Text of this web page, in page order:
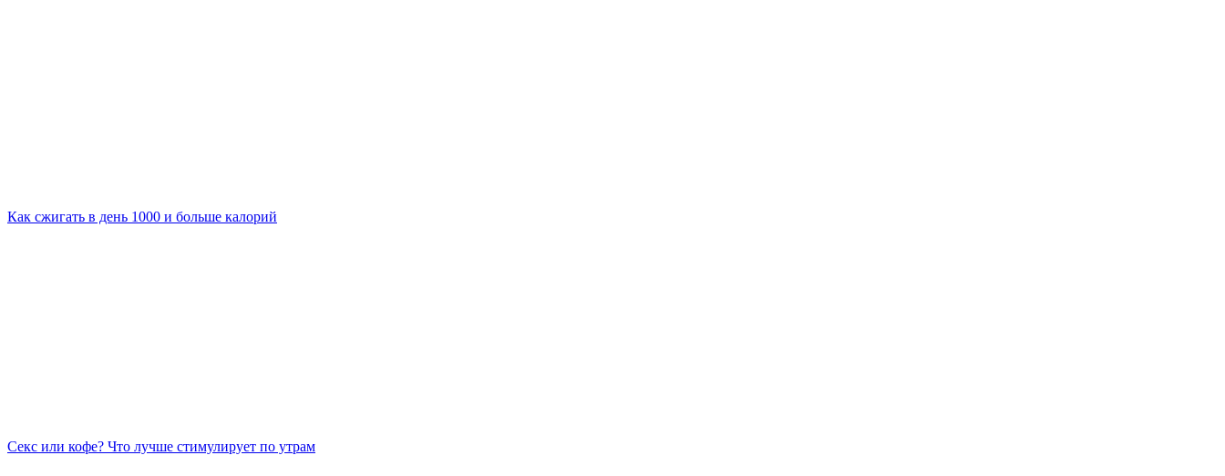
Как сжигать в день 1000 и больше калорий
Секс или кофе? Что лучше стимулирует по утрам